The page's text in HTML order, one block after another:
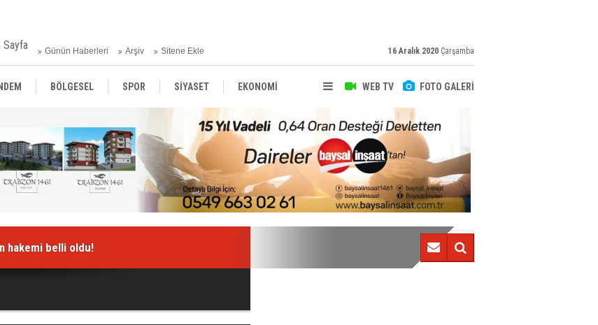
Sayfa Günün Haberleri Arşiv Sitene Ekle 16 Aralık 2020 Çarşamba
WEB TV FOTO GALERİ
BÖLGESEL SPOR SİYASET EKONOMİ
SAĞLIK MAGAZİN BİLİM - TEKNOLOJİ
hakemi belli oldu! Çimşir devreye önde girdi!